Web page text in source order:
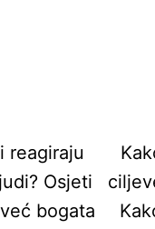
reagiraju
Osjeti
bogata